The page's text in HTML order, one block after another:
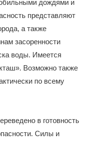
обильными дождями и
представляют
а также
засоренности
воды. Имеется
Возможно также
по всему
в готовность
Силы и